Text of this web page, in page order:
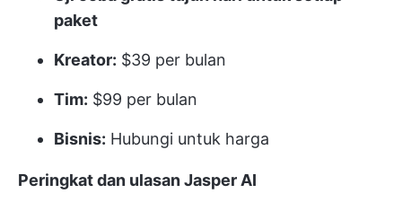
paket
Kreator: $39 per bulan
Tim: $99 per bulan
Bisnis: Hubungi untuk harga
Peringkat dan ulasan Jasper AI